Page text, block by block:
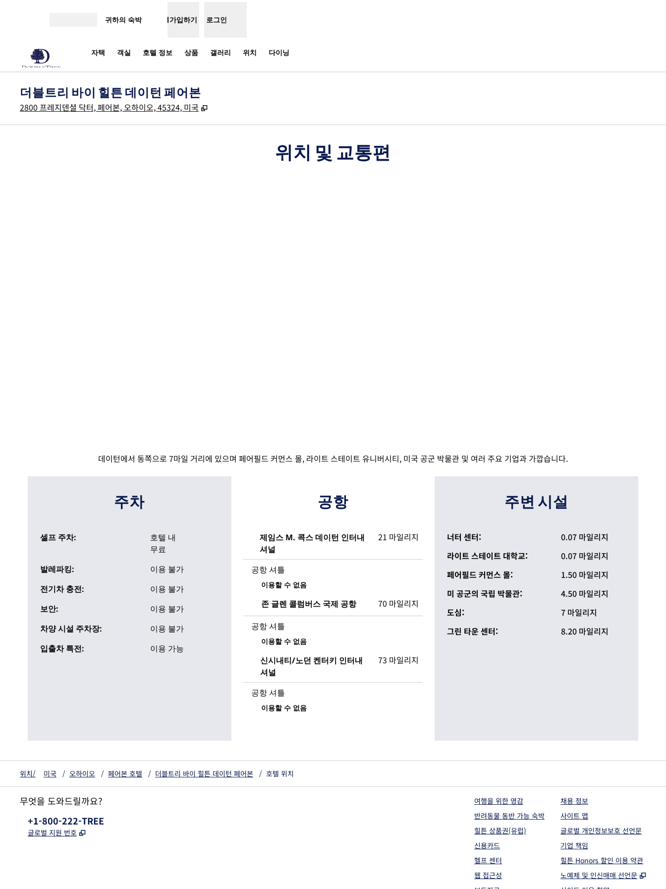
귀하의 숙박 가입하기 로그인
자택 객실 호텔 정보 상품 갤러리 위치 다이닝
더블트리 바이 힐튼 데이턴 페어본
2800 프레지덴셜 닥터, 페어본, 오하이오, 45324, 미국 ,
위치 및 교통편
데이턴에서 동쪽으로 7마일 거리에 있으며 페어필드 커먼스 몰, 라이트 스테이트 유니버시티, 미국 공군 박물관 및 여러 주요 기업과 가깝습니다.
주차
셀프 주차:
호텔 내
무료
발레파킹:
이용 불가
전기차 충전:
이용 불가
보안:
이용 불가
차양 시설 주차장:
이용 불가
입출차 특전:
이용 가능
공항
제임스 M. 콕스 데이턴 인터내
셔널
21 마일리지
공항 셔틀
이용할 수 없음
존 글렌 콜럼버스 국제 공항 70 마일리지
공항 셔틀
이용할 수 없음
신시내티/노던 켄터키 인터내
셔널
73 마일리지
공항 셔틀
이용할 수 없음
주변 시설
너터 센터:
0.07 마일리지
라이트 스테이트 대학교:
0.07 마일리지
페어필드 커먼스 몰:
1.50 마일리지
미 공군의 국립 박물관:
4.50 마일리지
도심:
7 마일리지
그린 타운 센터:
8.20 마일리지
위치/ 미국 / 오하이오 / 페어본 호텔 / 더블트리 바이 힐튼 데이턴 페어본 / 호텔 위치
무엇을 도와드릴까요?
전화:
+1-800-222-TREE
글로벌 지원 번호 ,
여행을 위한 영감
반려동물 동반 가능 숙박
힐튼 상품권(유럽)
신용카드
헬프 센터
웹 접근성
채용 정보
사이트 맵
글로벌 개인정보보호 선언문
기업 책임
힐튼 Honors 할인 이용 약관
노예제 및 인신매매 선언문
,